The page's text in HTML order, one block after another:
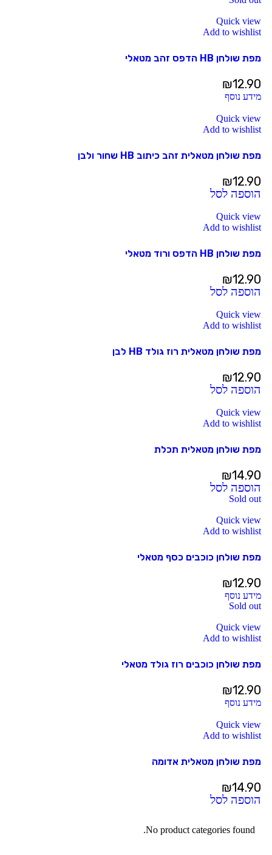
Quick view
Add to wishlist
מפת שולחן HB הדפס זהב מטאלי
₪12.90
מידע נוסף
Quick view
Add to wishlist
מפת שולחן מטאלית זהב כיתוב HB שחור ולבן
₪12.90
הוספה לסל
Quick view
Add to wishlist
מפת שולחן HB הדפס ורוד מטאלי
₪12.90
הוספה לסל
Quick view
Add to wishlist
מפת שולחן מטאלית רוז גולד HB לבן
₪12.90
הוספה לסל
Quick view
Add to wishlist
מפת שולחן מטאלית תכלת
₪14.90
הוספה לסל
Sold out
Quick view
Add to wishlist
מפת שולחן כוכבים כסף מטאלי
₪12.90
מידע נוסף
Sold out
Quick view
Add to wishlist
מפת שולחן כוכבים רוז גולד מטאלי
₪12.90
מידע נוסף
Quick view
Add to wishlist
מפת שולחן מטאלית אדומה
₪14.90
הוספה לסל
No product categories found.